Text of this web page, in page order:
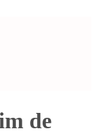
de